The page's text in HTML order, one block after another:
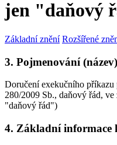
jen "daňový
Základní znění Rozšířené
3. Pojmenování
Doručení exekučního příkazu
280/2009 Sb., daňový řád,
"daňový řád")
4. Základní informace